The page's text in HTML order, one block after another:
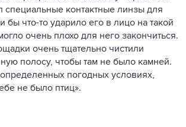
специальные контактные линзы для
бы что-то ударило его в лицо на такой
очень плохо для него закончиться.
очень тщательно чистили
полосу, чтобы там не было камней.
погодных условиях,
не было птиц».